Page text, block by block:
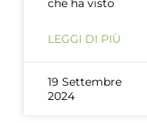
che ha visto
LEGGI DI PIÙ
19 Settembre
2024